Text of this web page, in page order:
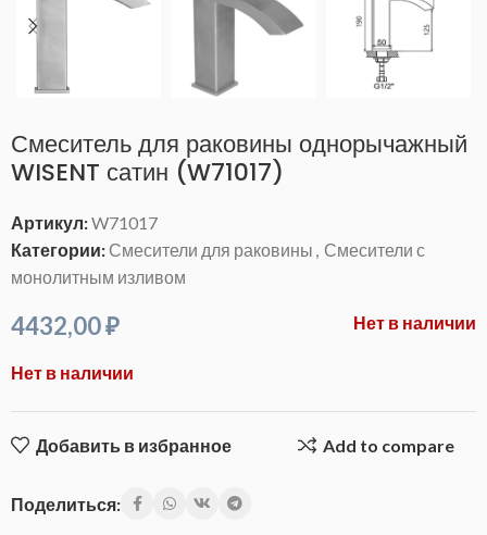
Смеситель для раковины однорычажный
WISENT сатин (W71017)
Артикул:W71017
Категории: Смесители для раковины , Смесители с
монолитным изливом
4432,00₽ Нет в наличии
Нет в наличии
Добавить в избранное Add to compare
Поделиться: